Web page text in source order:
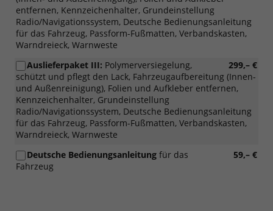
entfernen, Kennzeichenhalter, Grundeinstellung
Radio/Navigationssystem, Deutsche Bedienungsanleitung
für das Fahrzeug, Passform-Fußmatten, Verbandskasten,
Warndreieck, Warnweste
299,– €
Auslieferpaket III: Polymerversiegelung,
schützt und pflegt den Lack, Fahrzeugaufbereitung (Innen-
und Außenreinigung), Folien und Aufkleber entfernen,
Kennzeichenhalter, Grundeinstellung
Radio/Navigationssystem, Deutsche Bedienungsanleitung
für das Fahrzeug, Passform-Fußmatten, Verbandskasten,
Warndreieck, Warnweste
59,– €
Deutsche Bedienungsanleitung für das
Fahrzeug